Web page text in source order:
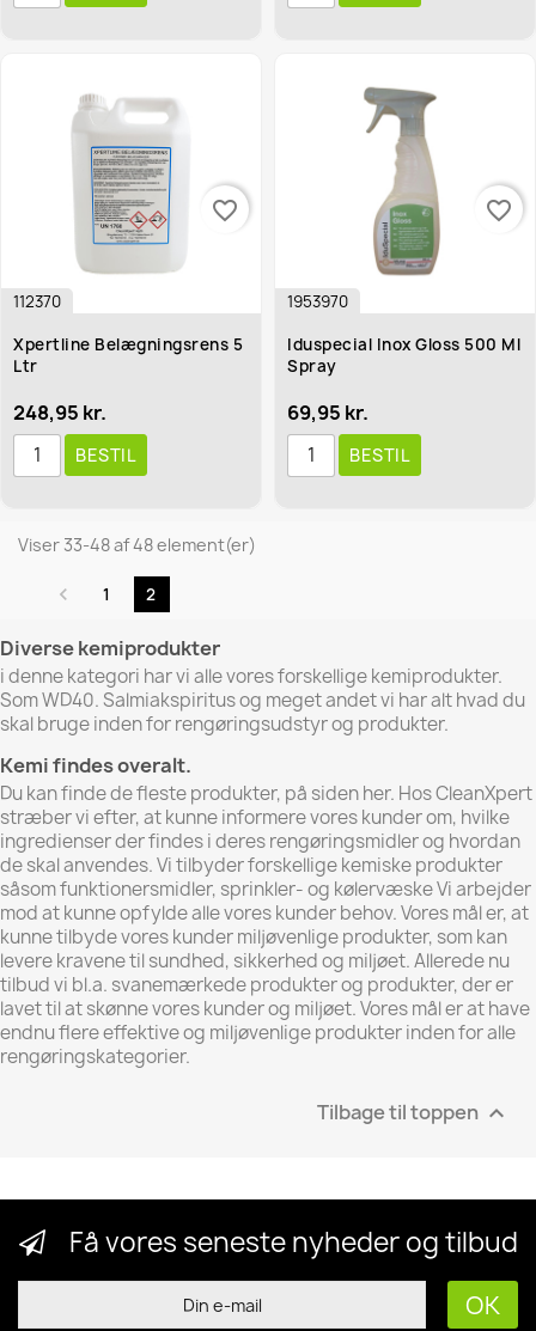
112370
Xpertline Belægningsrens 5
Ltr
248,95 kr.
BESTIL
favorite_border
1953970
Iduspecial Inox Gloss 500 Ml
Spray
69,95 kr.
BESTIL
favorite_border
Viser 33-48 af 48 element(er)
 1 2
Diverse kemiprodukter
i denne kategori har vi alle vores forskellige kemiprodukter.
Som WD40.Salmiakspiritus og meget andet vi har alt hvad du
skal bruge inden for rengøringsudstyr og produkter.
Kemi findes overalt.
Du kan finde de fleste produkter, på siden her. Hos CleanXpert
stræber vi efter, at kunne informere vores kunder om, hvilke
ingredienser der findes i deres rengøringsmidler og hvordan
de skal anvendes.Vi tilbyder forskellige kemiske produkter
såsom funktionersmidler, sprinkler- og kølervæskeVi arbejder
mod at kunne opfylde alle vores kunder behov.Vores mål er, at
kunne tilbyde vores kunder miljøvenlige produkter, som kan
levere kravene til sundhed, sikkerhed og miljøet.Allerede nu
tilbud vi bl.a. svanemærkede produkter og produkter, der er
lavet til at skønne vores kunder og miljøet.Vores mål er at have
endnu flere effektive og miljøvenlige produkter inden for alle
rengøringskategorier.
Tilbage til toppen 
Få vores seneste nyheder og tilbud